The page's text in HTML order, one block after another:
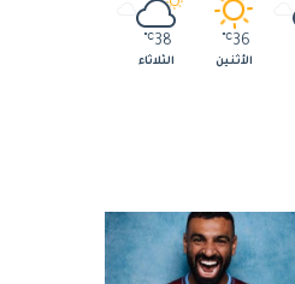
36
℃
الأثنين
38
℃
الثلاثاء